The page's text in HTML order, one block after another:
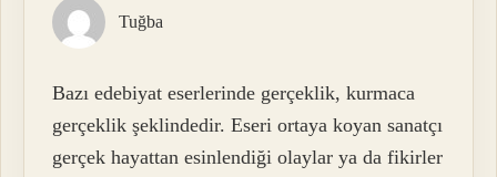
Tuğba
Bazı edebiyat eserlerinde gerçeklik, kurmaca
gerçeklik şeklindedir. Eseri ortaya koyan sanatçı
gerçek hayattan esinlendiği olaylar ya da fikirler